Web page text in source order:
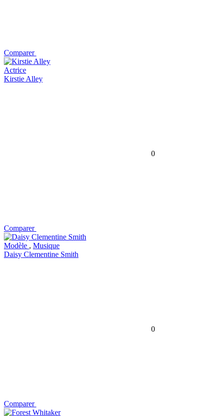
Comparer
Actrice
Kirstie Alley
0
Comparer
Modèle , Musique
Daisy Clementine Smith
0
Comparer